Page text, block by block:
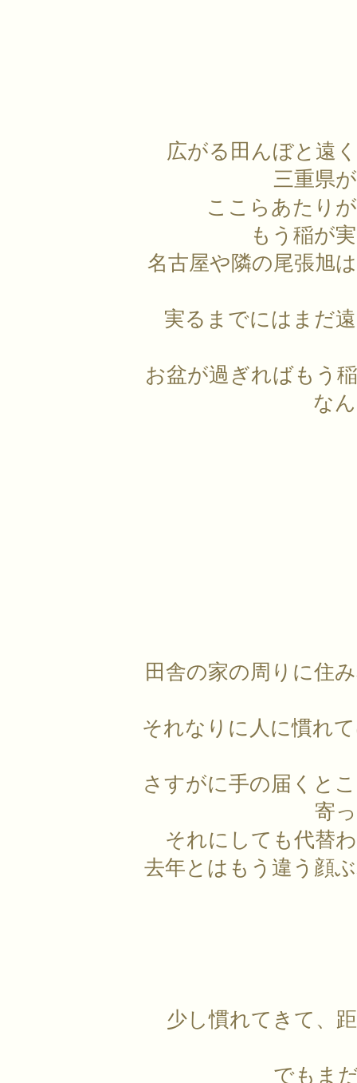
広がる田んぼと遠
三重県
ここらあたり
もう稲が
名古屋や隣の尾張旭
実るまでにはまだ
お盆が過ぎればもう
な
田舎の家の周りに住
それなりに人に慣れ
さすがに手の届くと
寄
それにしても代替
去年とはもう違う顔
少し慣れてきて、
でもま